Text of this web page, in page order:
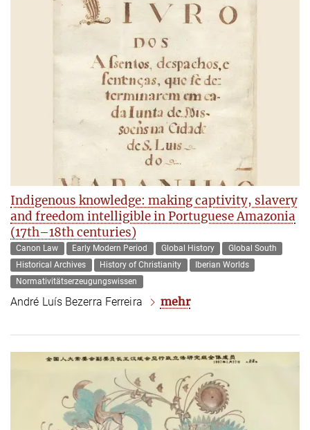
Indigenous knowledge: making captivity, slavery
and freedom intelligible in Portuguese Amazonia
(17th–18th centuries)
Canon Law Early Modern Period Global History
Global South
Historical Archives
History of Christianity
Iberian Worlds
Normativitätserzeugungswissen
André Luís Bezerra Ferreira mehr